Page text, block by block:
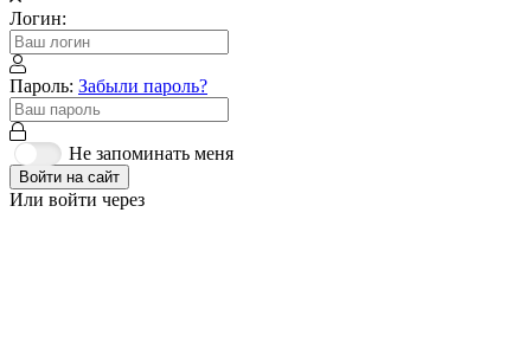
Логин:
Пароль: Забыли пароль?
Не запоминать меня
Войти на сайт
Или войти через